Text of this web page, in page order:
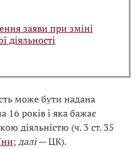
заяви при зміні
діяльності
може бути надана
16 років і яка бажає
діяльністю (ч. 3 ст. 35
;далі— ЦК).